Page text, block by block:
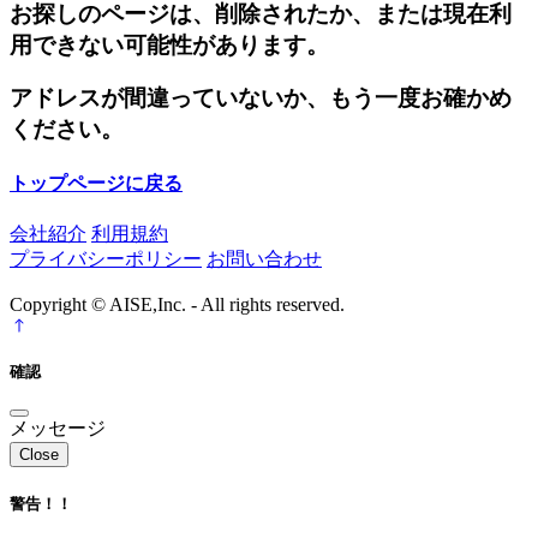
お探しのページは、削除されたか、または現在利
用できない可能性があります。
アドレスが間違っていないか、もう一度お確かめ
ください。
トップページに戻る
会社紹介 利用規約
プライバシーポリシー お問い合わせ
Copyright © AISE,Inc. - All rights reserved.
確認
メッセージ
Close
警告！！